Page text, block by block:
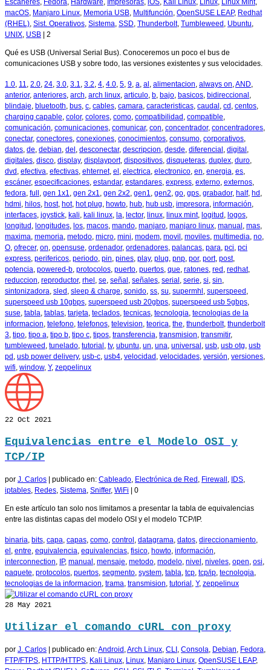
Escáneres, Fedora, Hardware, Impresoras, iOS, Kali Linux, Linux, Linux Mint,
macOS, Manjaro Linux, Memoria USB, Multifunción, OpenSUSE LEAP, Redhat
(RHEL), Sist. Operativos, Sistema, SSD, Thunderbolt, Tumbleweed , Ubuntu,
UNIX, USB 2
Qué es USB (Universal Serial Bus). Conoceremos un poco el bus de
comunicaciones USB y sobre todo, las versiones existentes y sus velocidades.
1.0, 11, 2.0, 24, 3.0, 3.1, 3.2, 4, 4.0, 5, 9, a, al , alimentacion, always on,AND,
anterior, anteriores, arch, arch linux, articulo, b, bajo, basicos, bidireccional ,
blindaje, bluetooth, bus, c, cables, camara, caracteristicas, caudal , cd , centos,
charging capable, color, colores, como, compatibilidad , compatible,
comunicación, comunicaciones, comunicar, con, concentrador, concentradores,
conectar, conectores, conexiones, conocimientos, consumo, corporativos,
datos, de, debian, del , desconectar, descripcion, desde, diferencial , digital ,
digitales, disco, display, displayport, dispositivos, disqueteras, duplex, duro,
dvd , efectiva, efectivas, ehternet, el , electrica, electronico, en, energia, es,
escáner, especificaciones, estandar, estandares, express, externo, externos,
fedora, full , gen 1x1, gen 2x1, gen 2x2, gen1, gen2, go, gps, grabador, half, hd ,
hdmi, hilos, host, hot, hot plug, howto, hub, hub usb, impresora, información,
interfaces, joystick, kali, kali linux, la, lector, linux, linux mint, logitud , logos,
longitud , longitudes, los, macos, mando, manjaro, manjaro linux, manual , mas,
maxima, memoria, metodo, micro, mini, modem, movil , moviles, multimedia, no,
O, ofrecer, on, opensuse, ordenador, ordenadores, palancas, para, pci, pci
express, perifericos, periodo, pin, pines, play, plug, pnp, por, port, post,
potencia, powered-b, protocolos, puerto, puertos, que, ratones, red , redhat,
reduccion, reproductor, rhel , se, señal , señales, serial , serie, si, sin,
sintonizadora, sled , sleep & charge, sonido, ss, su, supermhl , superspeed ,
superspeed usb 10gbps, superspeed usb 20gbps, superspeed usb 5gbps,
suse, tabla, tablas, tarjeta, teclados, tecnicas, tecnologia, tecnologias de la
informacion, telefono, telefonos, television, teorica, the, thunderbolt, thunderbolt
3, tipo, tipo a, tipo b, tipo c, tipos, transferencia, transmision, transmitir,
tumbleweed , tunelado, tutorial , tv, ubuntu, un, una, universal , usb, usb otg, usb
pd , usb power delivery, usb-c, usb4, velocidad , velocidades, versión, versiones,
wifi, window, Y, zeppelinux
22 Oct 2021
Equivalencias entre el Modelo OSI y
TCP/IP
por J. Carlos | publicado en: Cableado Electrónica de Red Firewall IDS
iptables Redes Sistema Sniffer, WiFi | 0
En este artículo tan solo nos limitamos a presentar la tabla de equivalencias
entre las distintas capas del modelo OSI y el modelo TCP/IP.
binaria bits capa capas como control datagrama datos direccionamiento
el entre equivalencia equivalencias fisico howto información
interconnection IP, manual mensaje metodo modelo nivel niveles open osi
paquete protocolos puertos segmento system tabla tcp tcp/ip tecnologia
tecnologias de la informacion trama transmision tutorial Y, zeppelinux
28 May 2021
Utilizar el comando cURL con proxy
por J. Carlos | publicado en:Android Arch Linux CLI Consola Debian Fedora
FTP/FTPS HTTP/HTTPS Kali Linux Linux Manjaro Linux OpenSUSE LEAP,